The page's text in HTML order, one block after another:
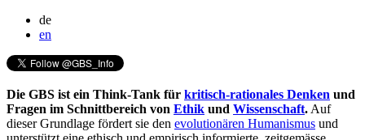
de
en
Die GBS ist ein Think-Tank für kritisch-rationales Denken und
Fragen im Schnittbereich von Ethik und Wissenschaft. Auf
dieser Grundlage fördert sie den evolutionären Humanismus und